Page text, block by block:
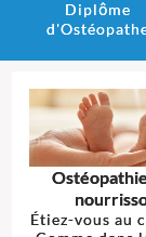
Diplôme
Étiez-vous au